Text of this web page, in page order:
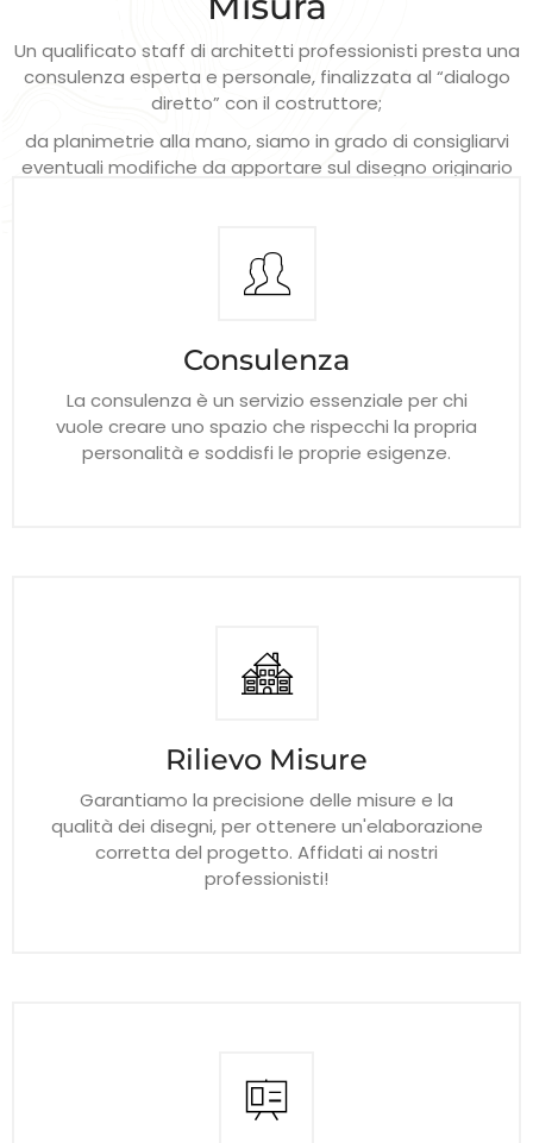
Un qualificato staff di architetti professionisti presta una
consulenza esperta e personale, finalizzata al “dialogo
diretto” con il costruttore;
da planimetrie alla mano, siamo in grado di consigliarvi
eventuali modifiche da apportare sul disegno originario
Consulenza
La consulenza è un servizio essenziale per chi
vuole creare uno spazio che rispecchi la propria
personalità e soddisfi le proprie esigenze.
Rilievo Misure
Garantiamo la precisione delle misure e la
qualità dei disegni, per ottenere un'elaborazione
corretta del progetto. Affidati ai nostri
professionisti!